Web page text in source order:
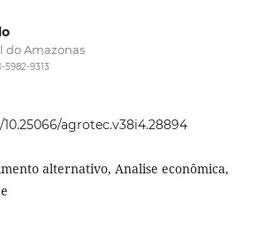
do Amazonas
9313
agrotec.v38i4.28894
alternativo, Analise econômica,